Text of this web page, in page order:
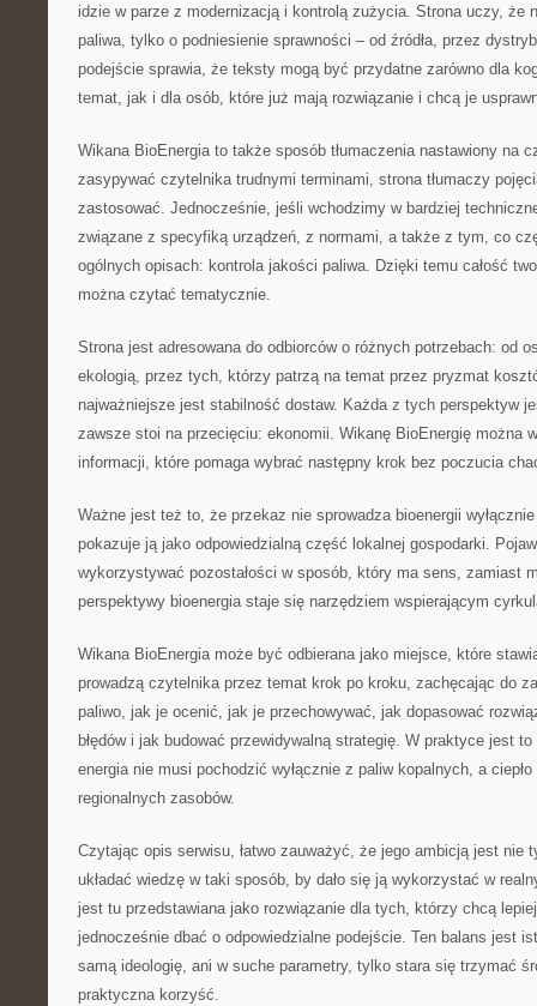
idzie w parze z modernizacją i kontrolą zużycia. Strona uczy, że
paliwa, tylko o podniesienie sprawności – od źródła, przez
podejście sprawia, że teksty mogą być przydatne zarówno dla
temat, jak i dla osób, które już mają rozwiązanie i chcą je
Wikana BioEnergia to także sposób tłumaczenia nastawiony na
zasypywać czytelnika trudnymi terminami, strona tłumaczy
zastosować. Jednocześnie, jeśli wchodzimy w bardziej
związane z specyfiką urządzeń, z normami, a także z tym, co
ogólnych opisach: kontrola jakości paliwa. Dzięki temu całość
można czytać tematycznie.
Strona jest adresowana do odbiorców o różnych potrzebach: od
ekologią, przez tych, którzy patrzą na temat przez pryzmat
najważniejsze jest stabilność dostaw. Każda z tych perspektyw
zawsze stoi na przecięciu: ekonomii. Wikanę BioEnergię można
informacji, które pomaga wybrać następny krok bez poczucia
Ważne jest też to, że przekaz nie sprowadza bioenergii wyłącznie
pokazuje ją jako odpowiedzialną część lokalnej gospodarki.
wykorzystywać pozostałości w sposób, który ma sens, zamiast
perspektywy bioenergia staje się narzędziem wspierającym
Wikana BioEnergia może być odbierana jako miejsce, które
prowadzą czytelnika przez temat krok po kroku, zachęcając do
paliwo, jak je ocenić, jak je przechowywać, jak dopasować
błędów i jak budować przewidywalną strategię. W praktyce jest
energia nie musi pochodzić wyłącznie z paliw kopalnych, a
regionalnych zasobów.
Czytając opis serwisu, łatwo zauważyć, że jego ambicją jest nie
układać wiedzę w taki sposób, by dało się ją wykorzystać w
jest tu przedstawiana jako rozwiązanie dla tych, którzy chcą
jednocześnie dbać o odpowiedzialne podejście. Ten balans jest
samą ideologię, ani w suche parametry, tylko stara się trzymać
praktyczna korzyść.